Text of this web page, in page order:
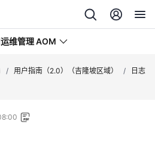
维管理 AOM
/ 用户指南（2.0）（吉隆坡区域） /
日志